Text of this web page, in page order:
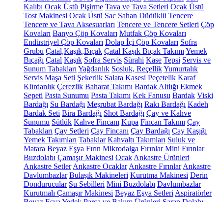
Kalıbı Ocak Üstü Pişirme Tava ve Tava Setleri Ocak Üstü
Tost Makinesi Ocak Üstü Sac Sahan Düdüklü Tencere
Tencere ve Tava Aksesuarları Tencere ve Tencere Setleri Çöp
Kovaları Banyo Çöp Kovaları Mutfak Çöp Kovaları
Endüstriyel Çöp Kovaları Dolap İçi Çöp Kovaları Sofra
Grubu Çatal,Kaşık,Bıçak Çatal Kaşık Bıçak Takımı Yemek
Bıçağı Çatal Kaşık Sofra Servis Sürahi Kase Tepsi Servis ve
Sunum Tabakları Yağdanlık Sosluk, ReçellikYumurtalık
Servis Maşa Seti Şekerlik Salata Kasesi Peçetelik Karaf
Kürdanlık Çerezlik Baharat Takımı Bardak Altlığı Ekmek
Sepeti Pasta Sunumu Pasta Takımı Kek Fanusu Bardak Viski
Bardağı Su Bardağı Meşrubat Bardağı Rakı Bardağı Kadeh
Bardak Seti Bira Bardağı Shot Bardağı Çay ve Kahve
Sunumu Sütlük Kahve Fincanı Kupa Fincan Takımı Çay
Tabakları Çay Setleri Çay Fincanı Çay Bardağı Çay Kaşığı
Yemek Takımları Tabaklar Kahvaltı Takımları Suluk ve
Matara Beyaz Eşya Fırın Mikrodalga Fırınlar Mini Fırınlar
Buzdolabı Çamaşır Makinesi Ocak Ankastre Ürünleri
Ankastre Setler Ankastre Ocaklar Ankastre Fırınlar Ankastre
Davlumbazlar Bulaşık Makineleri Kurutma Makinesi Derin
Dondurucular Su Sebilleri Mini Buzdolabı Davlumbazlar
Kurutmalı Çamaşır Makinesi Beyaz Eşya Setleri Aspiratörler